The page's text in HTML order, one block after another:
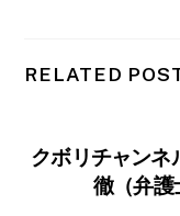
RELATED
クボリチャンネ
徹（弁護